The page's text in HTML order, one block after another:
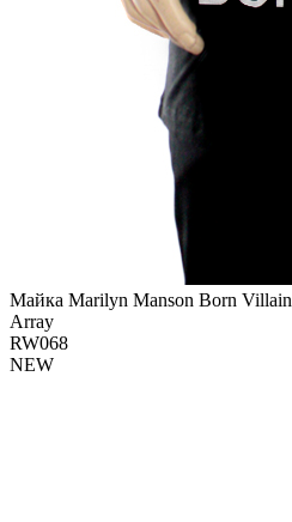
Майка Marilyn Manson Born Villain
Array
RW068
NEW